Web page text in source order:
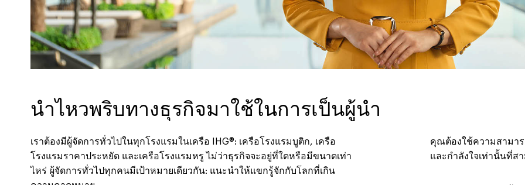
นำไหวพริบทางธุรกิจมาใช้ในการเป็นผู้นำ
เราต้องมีผู้จัดการทั่วไปในทุกโรงแรมในเครือ IHG®: เครือโรงแรมบูติก, เครือ
โรงแรมราคาประหยัด และเครือโรงแรมหรู ไม่ว่าธุรกิจจะอยู่ที่ใดหรือมีขนาดเท่า
ไหร่ ผู้จัดการทั่วไปทุกคนมีเป้าหมายเดียวกัน: แนะนำให้แขกรู้จักกับโลกที่เกิน
คุณต้องใช้ความสามา
และกำลังใจเท่านั้นที่ส